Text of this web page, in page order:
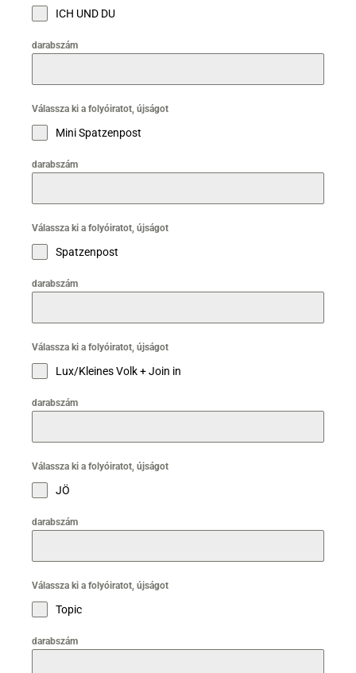
ICH UND DU
darabszám
Válassza ki a folyóiratot, újságot
Mini Spatzenpost
darabszám
Válassza ki a folyóiratot, újságot
Spatzenpost
darabszám
Válassza ki a folyóiratot, újságot
Lux/Kleines Volk + Join in
darabszám
Válassza ki a folyóiratot, újságot
JÖ
darabszám
Válassza ki a folyóiratot, újságot
Topic
darabszám